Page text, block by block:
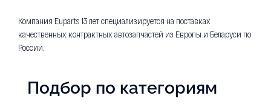
Компания Euparts 13 лет специализируется на поставках
качественных контрактных автозапчастей из Европы и Беларуси по
России.
Подбор по категориям